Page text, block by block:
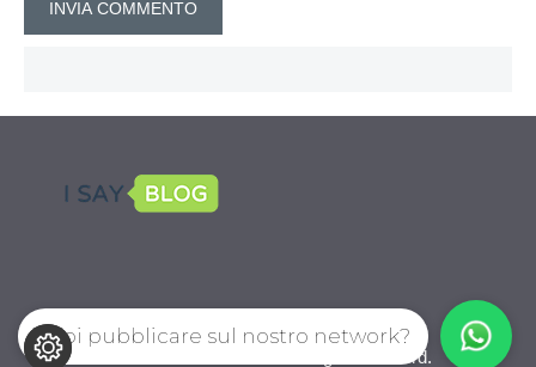
CalcioPro.com © 2026. All right reserverd.
Vuoi pubblicare sul nostro network?